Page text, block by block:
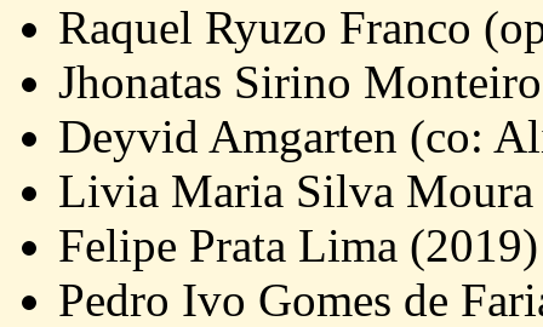
Raquel Ryuzo Franco
Jhonatas Sirino
Deyvid Amgarten (co:
Livia Maria Silva
Felipe Prata Lima (2019)
Pedro Ivo Gomes de